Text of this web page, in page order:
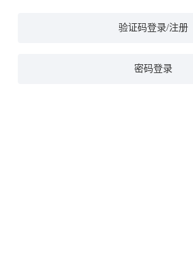
验证码登录/注册
密码登录